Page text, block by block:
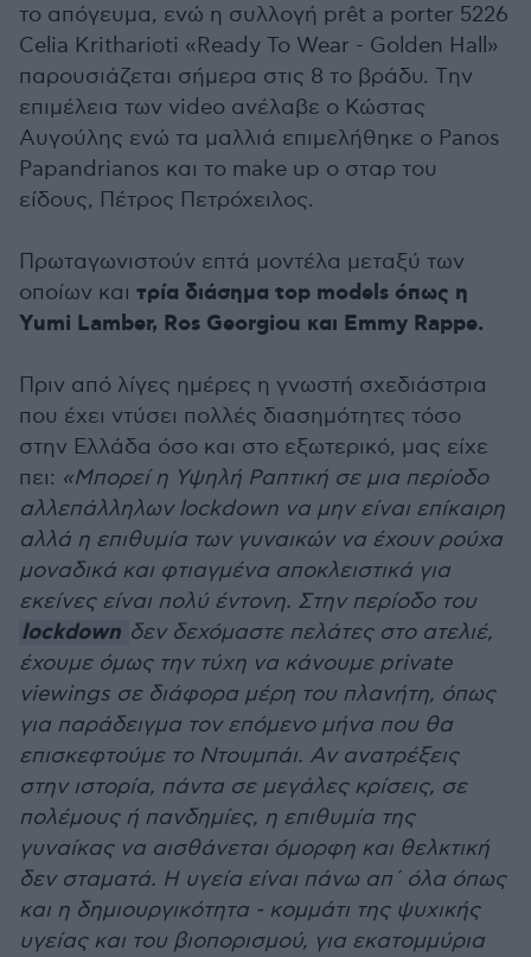
το απόγευμα, ενώ η συλλογή prêt a porter 5226
Celia Kritharioti «Ready To Wear - Golden Hall»
παρουσιάζεται σήμερα στις 8 το βράδυ. Tην
επιμέλεια των video ανέλαβε ο Κώστας
Αυγούλης ενώ τα μαλλιά επιμελήθηκε ο Panos
Papandrianos και το make up ο σταρ του
είδους, Πέτρος Πετρόχειλος.
Πρωταγωνιστούν επτά μοντέλα μεταξύ των
οποίων και τρία διάσημα top models όπως η
Yumi Lamber, Ros Georgiou και Εmmy Rappe.
Πριν από λίγες ημέρες η γνωστή σχεδιάστρια
που έχει ντύσει πολλές διασημότητες τόσο
στην Ελλάδα όσο και στο εξωτερικό, μας είχε
πει: «Μπορεί η Υψηλή Ραπτική σε μια περίοδο
αλλεπάλληλων lockdown να μην είναι επίκαιρη
αλλά η επιθυμία των γυναικών να έχουν ρούχα
μοναδικά και φτιαγμένα αποκλειστικά για
εκείνες είναι πολύ έντονη. Στην περίοδο του
lockdown δεν δεχόμαστε πελάτες στο ατελιέ,
έχουμε όμως την τύχη να κάνουμε private
viewings σε διάφορα μέρη του πλανήτη, όπως
για παράδειγμα τον επόμενο μήνα που θα
επισκεφτούμε το Ντουμπάι. Αν ανατρέξεις
στην ιστορία, πάντα σε μεγάλες κρίσεις, σε
πολέμους ή πανδημίες, η επιθυμία της
γυναίκας να αισθάνεται όμορφη και θελκτική
δεν σταματά. Η υγεία είναι πάνω απ΄ όλα όπως
και η δημιουργικότητα - κομμάτι της ψυχικής
υγείας και του βιοπορισμού, για εκατομμύρια